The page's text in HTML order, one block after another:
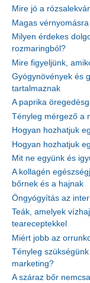
Mire jó a
Magas
Milyen érdekes
rozmaringból?
Mire figyeljünk,
Gyógynövények és
tartalmaznak
A paprika
Tényleg mérgező a
Hogyan hozhatjuk
Hogyan hozhatjuk
Mit ne együnk és
A kollagén
bőrnek és a hajnak
Öngyógyítás az
Teák, amelyek
teareceptekkel
Miért jobb az
Tényleg
marketing?
A száraz bőr